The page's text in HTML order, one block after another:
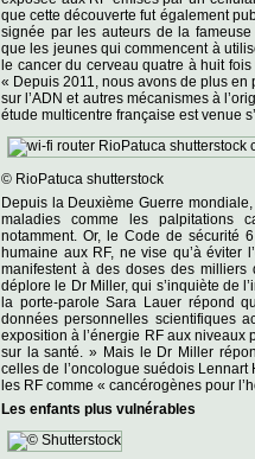
que cette découverte fut également
signée par les auteurs de la
que les jeunes qui commencent à
le cancer du cerveau quatre à huit
« Depuis 2011, nous avons de plus
sur l’ADN et autres mécanismes à
étude multicentre française est venue
© RioPatuca shutterstock
Depuis la Deuxième Guerre
maladies comme les palpitations
notamment. Or, le Code de sécurité
humaine aux RF, ne vise qu’à éviter
manifestent à des doses des milliers
déplore le Dr Miller, qui s’inquiète de
la porte-parole Sara Lauer répond
données personnelles scientifiques
exposition à l’énergie RF aux niveaux
sur la santé. » Mais le Dr Miller
celles de l’oncologue suédois
les RF comme « cancérogènes pour
Les enfants plus vulnérables